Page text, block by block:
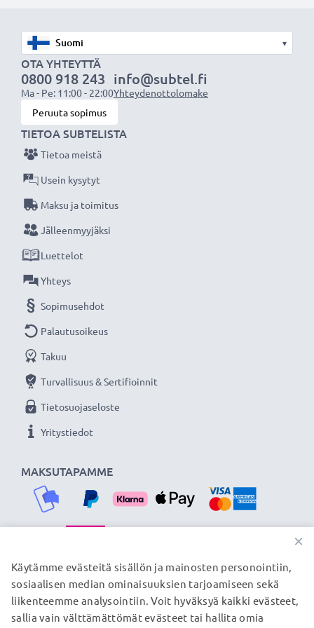
P451C / P551C / R411C / R512C (katso alhaalta lista
yhteensopivista laitteista)
Matkalla tai pakkasessa, helteessä tai ihan vain kotona.
subtel vaihtoakku 2200mAh kapasiteetilla ja 14.4V
jännitteellä antaa tehokkaasti ja turvallisesti virtaa
kannettavalle Asus tietokoneellesi.
Läppärin akku:
Jännite: 14.4V
Kapasiteetti
Teknologia
Väri
Korvaa alkuperäisen akun:
lista korvattavista tuotteista)
Huomio: >> Korvaava litiumioniakku, jonka
kapasiteetti on suurempi (1000 mAh tai enemmän),
työntyy hieman ala- tai takaosasta, mutta se on silti
sopiva käytettäväksi, sillä korvaava akku on
suunniteltu yhteensopivaksi kannettavan tietokoneesi
3 vuoden takuu★
Olemme vuonna 2004 perustettu kansainvälinen
▾
OTA YHTEYTTÄ
0800 918 243
Ma - Pe: 11:00 - 22:00
info@subtel.fi
Yhteydenottolomake
Peruuta sopimus
MAKSUTAPAMME
TIETOA SUBTELISTA
Tietoa meistä
Usein kysytyt
Maksu ja toimitus
Jälleenmyyjäksi
Luettelot
Yhteys
Sopimusehdot
Palautusoikeus
Takuu
Turvallisuus & Sertifioinnit
Tietosuojaseloste
Yritystiedot
TOIMITUSKUMPPANIMME
© subtel.fi 2026
×
Käytämme evästeitä sisällön ja mainosten personointiin,
sosiaalisen median ominaisuuksien tarjoamiseen sekä
liikenteemme analysointiin. Voit hyväksyä kaikki evästeet,
sallia vain välttämättömät evästeet tai hallita omia